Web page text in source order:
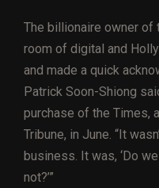
The billionaire owner of
room of digital and
and made a quick
Patrick Soon-Shiong
purchase of the Times,
Tribune, in June. “It
business. It was, ‘Do
not?’”